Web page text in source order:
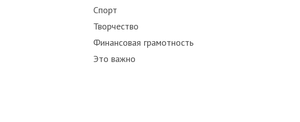
Спорт
Творчество
Финансовая грамотность
Это важно